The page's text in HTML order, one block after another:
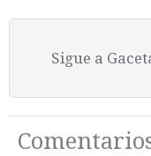
Sigue a